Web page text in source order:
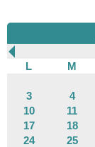
L
M
3
4
10
11
17
18
24
25